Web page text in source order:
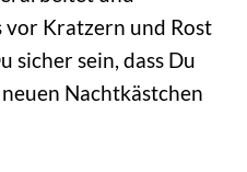
vor Kratzern und Rost
sicher sein, dass Du
Nachtkästchen